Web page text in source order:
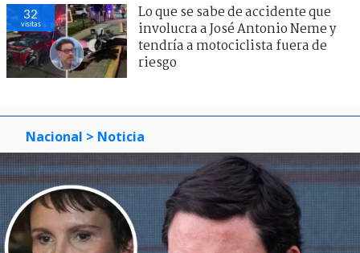
32
visitas
Lo que se sabe de accidente que
involucra a José Antonio Neme y
tendría a motociclista fuera de
riesgo
Nacional > Noticia